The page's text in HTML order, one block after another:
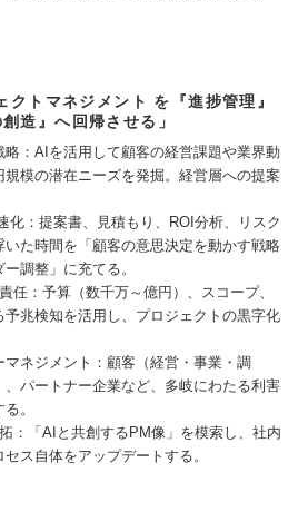
クトマネジメント を『進捗管理』
造』へ回帰させる」
略：AIを活用して顧客の経営課題や業界動
模の潜在ニーズを発掘。経営層への提案
化：提案書、見積もり、ROI分析、リスク
た時間を「顧客の意思決定を動かす戦略
調整」に充てる。
任：予算（数千万～億円）、スコープ、
兆検知を活用し、プロジェクトの黒字化
マネジメント：顧客（経営・事業・調
パートナー企業など、多岐にわたる利害
。
：「AIと共創するPM像」を模索し、社内
ス自体をアップデートする。